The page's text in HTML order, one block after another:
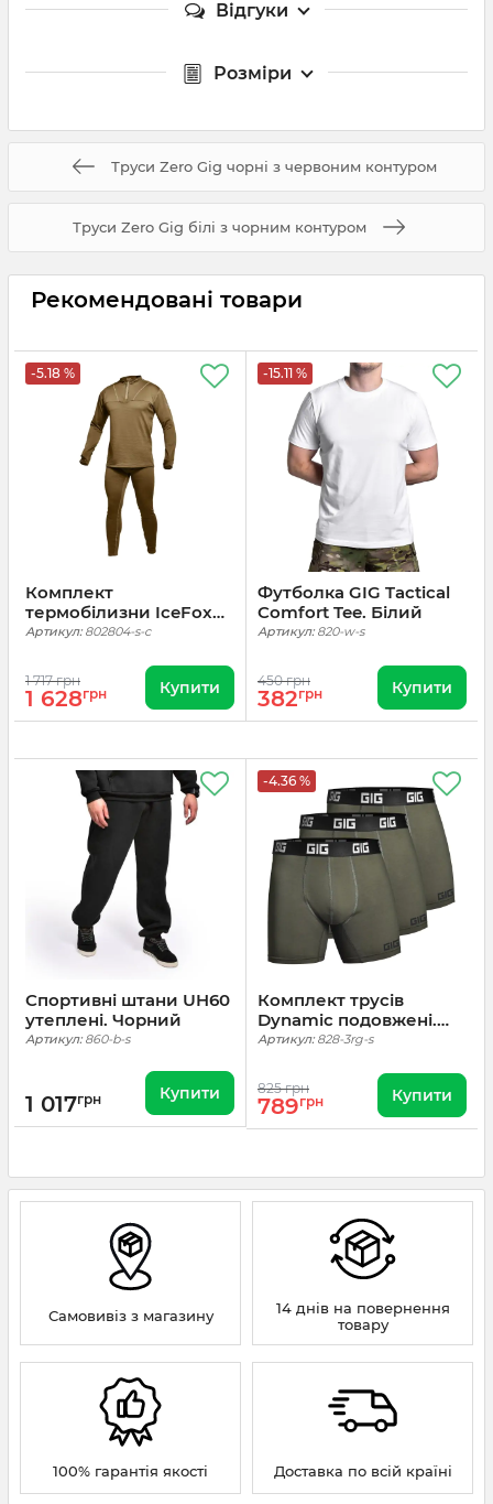
Відгуки
Розміри
Труси Zero Gig чорні з червоним контуром
Труси Zero Gig білі з чорним контуром
Рекомендовані товари
-5.18 %
Комплект
термобілизни IceFox
level 2. Койот
Артикул:802804-s-c
1 717 грн
1 628грн Купити
-15.11 %
Футболка GIG Tactical
Comfort Tee. Білий
Артикул:820-w-s
450 грн
382грн Купити
Спортивні штани UH60
утеплені. Чорний
Артикул:860-b-s
1 017грн Купити
-4.36 %
Комплект трусів
Dynamic подовжені.
Ranger Green, 3 шт
Артикул:828-3rg-s
825 грн
789грн Купити
Самовивіз з магазину
14 днів на повернення
товару
100% гарантія якості Доставка по всій країні